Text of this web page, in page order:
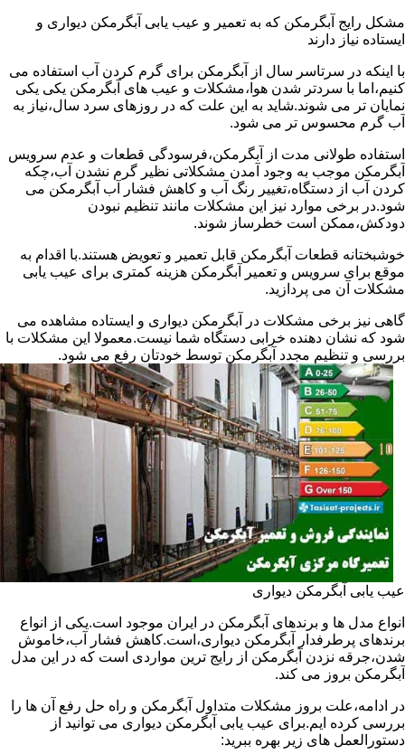
مشکل رایج آبگرمکن که به تعمیر و عیب یابی آبگرمکن دیواری و
ایستاده نیاز دارند
با اینکه در سرتاسر سال از آبگرمکن برای گرم کردن آب استفاده می
کنیم،اما با سردتر شدن هوا،مشکلات و عیب های آبگرمکن یکی یکی
نمایان تر می شوند.شاید به این علت که در روزهای سرد سال،نیاز به
آب گرم محسوس تر می شود.
استفاده طولانی مدت از آبگرمکن،فرسودگی قطعات و عدم سرویس
آبگرمکن موجب به وجود آمدن مشکلاتی نظیر گرم نشدن آب،چکه
کردن آب از دستگاه،تغییر رنگ آب و کاهش فشار آب آبگرمکن می
شود.در برخی موارد نیز این مشکلات مانند تنظیم نبودن
دودکش،ممکن است خطرساز شوند.
خوشبختانه قطعات آبگرمکن قابل تعمیر و تعویض هستند.با اقدام به
موقع برای سرویس و تعمیر آبگرمکن هزینه کمتری برای عیب یابی
مشکلات آن می پردازید.
گاهی نیز برخی مشکلات در آبگرمکن دیواری و ایستاده مشاهده می
شود که نشان دهنده خرابی دستگاه شما نیست.معمولا این مشکلات با
بررسی و تنظیم مجدد آبگرمکن توسط خودتان رفع می شود.
عیب یابی آبگرمکن دیواری
انواع مدل ها و برندهای آبگرمکن در ایران موجود است.یکی از انواع
برندهای پرطرفدار آبگرمکن دیواری،است.کاهش فشار آب،خاموش
شدن،جرقه نزدن آبگرمکن از رایج ترین مواردی است که در این مدل
آبگرمکن بروز می کند.
در ادامه،علت بروز مشکلات متداول آبگرمکن و راه حل رفع آن ها را
بررسی کرده ایم.برای عیب یابی آبگرمکن دیواری می توانید از
دستورالعمل های زیر بهره ببرید: